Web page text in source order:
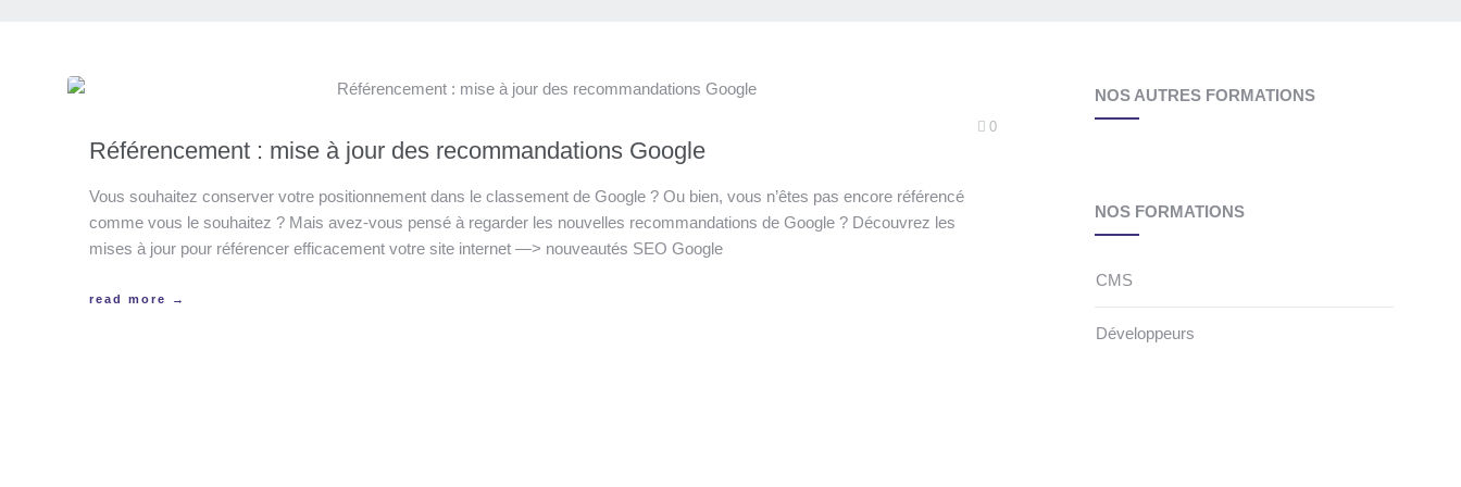
Référencement : mise à jour des recommandations Google
0
Vous souhaitez conserver votre positionnement dans le classement de Google ? Ou bien, vous n’êtes pas encore référencé
comme vous le souhaitez ? Mais avez-vous pensé à regarder les nouvelles recommandations de Google ? Découvrez les
mises à jour pour référencer efficacement votre site internet —> nouveautés SEO Google
read more →
NOS AUTRES FORMATIONS
NOS FORMATIONS
CMS
Développeurs